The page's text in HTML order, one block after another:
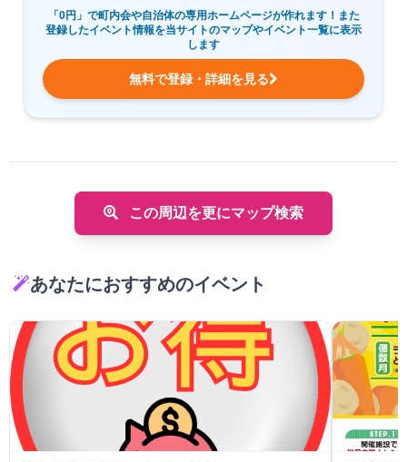
「0円」で町内会や自治体の専用ホームページが作れます！また
登録したイベント情報を当サイトのマップやイベント一覧に表示
します
無料で登録・詳細を見る
この周辺を更にマップ検索
あなたにおすすめのイベント